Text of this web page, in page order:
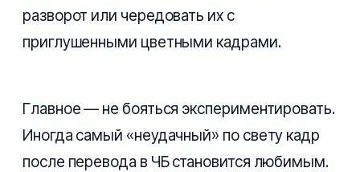
разворот или чередовать их с
приглушенными цветными кадрами.
Главное — не бояться экспериментировать.
Иногда самый «неудачный» по свету кадр
после перевода в ЧБ становится любимым.